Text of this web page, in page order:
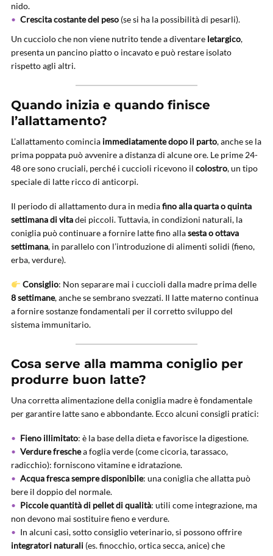
nido.
Crescita costante del peso (se si ha la possibilità di pesarli).
Un cucciolo che non viene nutrito tende a diventare letargico,
presenta un pancino piatto o incavato e può restare isolato
rispetto agli altri.
Quando inizia e quando finisce
l’allattamento?
L’allattamento comincia immediatamente dopo il parto, anche se la
prima poppata può avvenire a distanza di alcune ore. Le prime 24-
48 ore sono cruciali, perché i cuccioli ricevono il colostro, un tipo
speciale di latte ricco di anticorpi.
Il periodo di allattamento dura in mediafino alla quarta o quinta
settimana di vitadei piccoli. Tuttavia, in condizioni naturali, la
coniglia può continuare a fornire latte fino allasesta o ottava
settimana, in parallelo con l’introduzione di alimenti solidi (fieno,
erba, verdure).
Consiglio: Non separare mai i cuccioli dalla madre prima delle
8 settimane, anche se sembrano svezzati. Il latte materno continua
a fornire sostanze fondamentali per il corretto sviluppo del
sistema immunitario.
Cosa serve alla mamma coniglio per
produrre buon latte?
Una corretta alimentazione della coniglia madre è fondamentale
per garantire latte sano e abbondante. Ecco alcuni consigli pratici:
Fieno illimitato: è la base della dieta e favorisce la digestione.
Verdure freschea foglia verde (come cicoria, tarassaco,
radicchio): forniscono vitamine e idratazione.
Acqua fresca sempre disponibile: una coniglia che allatta può
bere il doppio del normale.
Piccole quantità di pellet di qualità: utili come integrazione, ma
non devono mai sostituire fieno e verdure.
In alcuni casi, sotto consiglio veterinario, si possono offrire
integratori naturali (es. finocchio, ortica secca, anice) che